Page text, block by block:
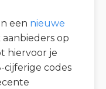
een nieuwe
aanbieders op
hiervoor je
cijferige codes